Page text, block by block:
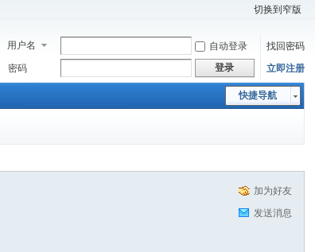
切换到窄版
用户名 自动登录
找回密码
密码
登录 立即注册
快捷导航
加为好友
发送消息